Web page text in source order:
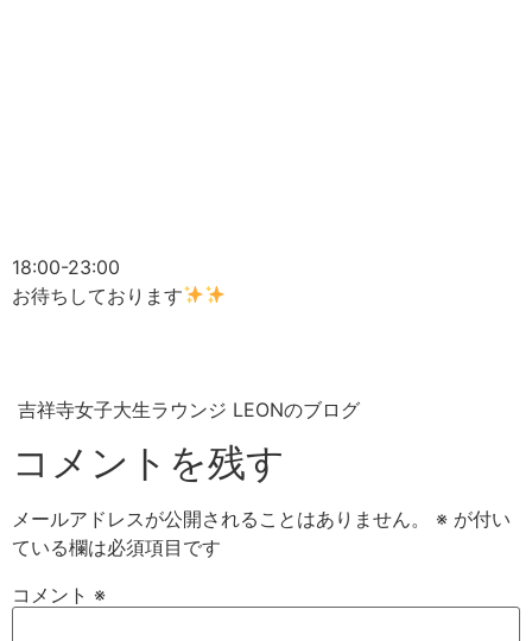
18:00-23:00
お待ちしております
吉祥寺女子大生ラウンジ LEONのブログ
コメントを残す
メールアドレスが公開されることはありません。 ※ が付い
ている欄は必須項目です
コメント ※